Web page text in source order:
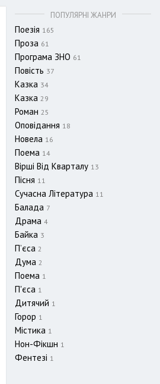
ПОПУЛЯРНІ ЖАНРИ
Поезія 165
Проза 61
Програма ЗНО 61
Повість 37
Казка 34
Казка 29
Роман 25
Оповідання 18
Новела 16
Поема 14
Вірші Від Кварталу 13
Пісня 11
Сучасна Література 11
Балада 7
Драма 4
Байка 3
П’єса 2
Дума 2
Поема 1
П'єса 1
Дитячий 1
Горор 1
Містика 1
Нон-Фікшн 1
Фентезі 1